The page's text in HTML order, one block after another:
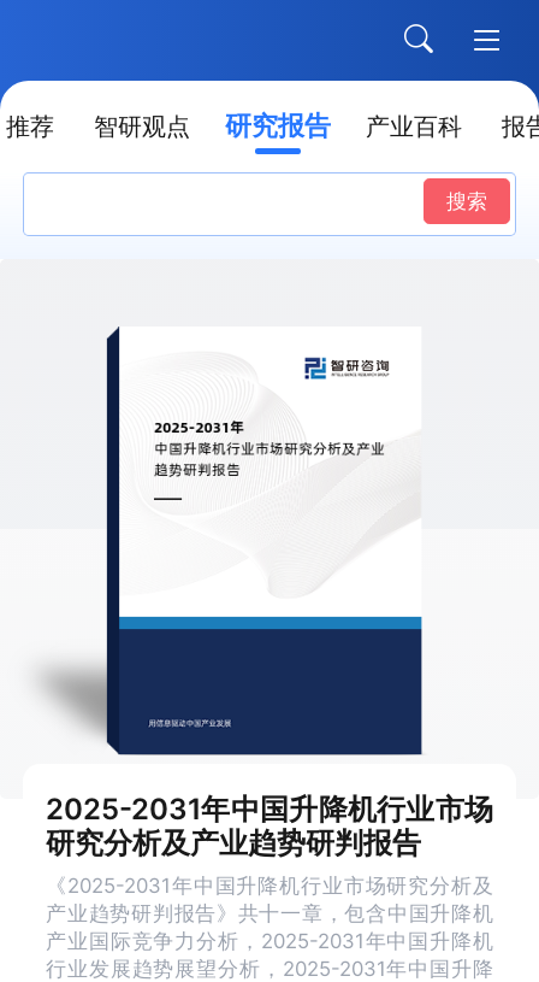
推荐 智研观点 研究报告 产业百科 报
搜索
2025-2031年中国升降机行业市场
研究分析及产业趋势研判报告
《2025-2031年中国升降机行业市场研究分析及
产业趋势研判报告》共十一章，包含中国升降机
产业国际竞争力分析，2025-2031年中国升降机
行业发展趋势展望分析，2025-2031年中国升降